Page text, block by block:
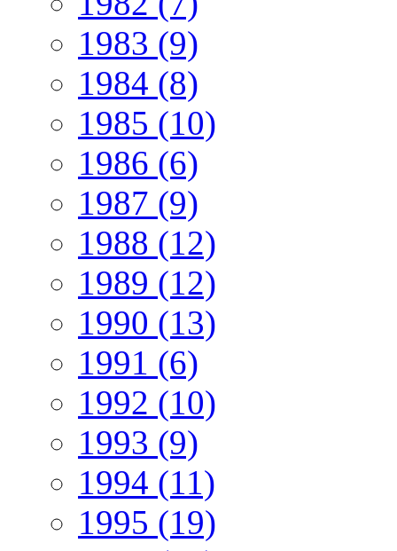
1983 (9)
1984 (8)
1985 (10)
1986 (6)
1987 (9)
1988 (12)
1989 (12)
1990 (13)
1991 (6)
1992 (10)
1993 (9)
1994 (11)
1995 (19)